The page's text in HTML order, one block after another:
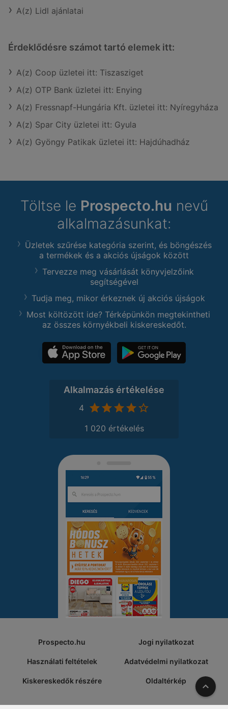
A(z) Lidl ajánlatai
Érdeklődésre számot tartó elemek itt:
A(z) Coop üzletei itt: Tiszasziget
A(z) OTP Bank üzletei itt: Enying
A(z) Fressnapf-Hungária Kft. üzletei itt: Nyíregyháza
A(z) Spar City üzletei itt: Gyula
A(z) Gyöngy Patikak üzletei itt: Hajdúhadház
Töltse le Prospecto.hu nevű
alkalmazásunkat:
Üzletek szűrése kategória szerint, és böngészés
a termékek és a akciós újságok között
Tervezze meg vásárlását könyvjelzőink
segítségével
Tudja meg, mikor érkeznek új akciós újságok
Most költözött ide? Térképünkön megtekintheti
az összes környékbeli kiskereskedőt.
Alkalmazás értékelése
4
1 020 értékelés
Prospecto.hu Jogi nyilatkozat
Használati feltételek Adatvédelmi nyilatkozat
Kiskereskedők részére Oldaltérkép A